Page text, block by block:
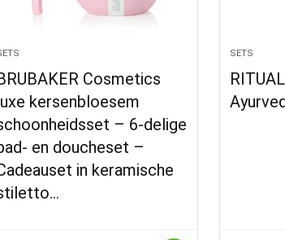
Cosmetics
kersenbloesem
– 6-delige
en doucheset –
in keramische
SETS